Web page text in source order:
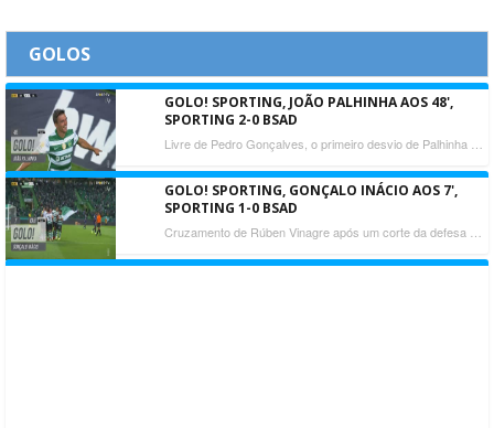
GOLOS
GOLO! SPORTING, JOÃO PALHINHA AOS 48',
SPORTING 2-0 BSAD
GOLO! SPORTING, GONÇALO INÁCIO AOS 7',
SPORTING 1-0 BSAD